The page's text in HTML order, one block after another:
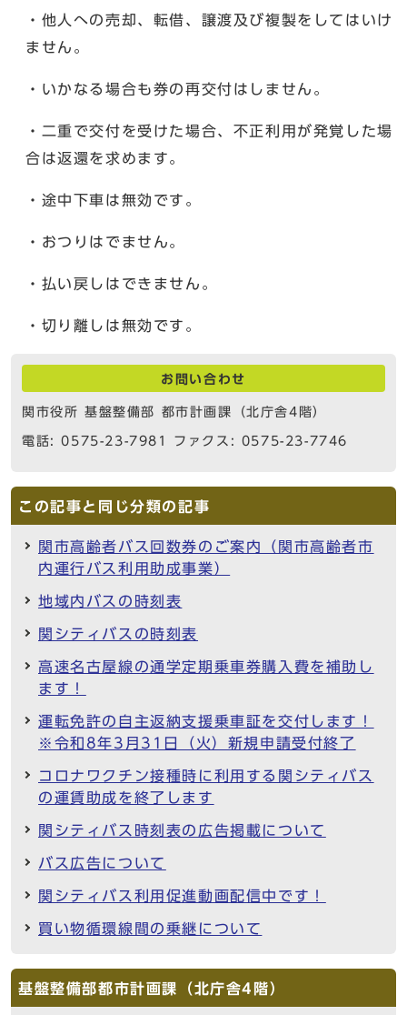
・他人への売却、転借、譲渡及び複製をしてはいけ
ません。
・いかなる場合も券の再交付はしません。
・二重で交付を受けた場合、不正利用が発覚した場
合は返還を求めます。
・途中下車は無効です。
・おつりはでません。
・払い戻しはできません。
・切り離しは無効です。
お問い合わせ
関市役所 基盤整備部 都市計画課（北庁舎4階）
電話: 0575-23-7981 ファクス: 0575-23-7746
この記事と同じ分類の記事
関市高齢者バス回数券のご案内（関市高齢者市
内運行バス利用助成事業）
地域内バスの時刻表
関シティバスの時刻表
高速名古屋線の通学定期乗車券購入費を補助し
ます！
運転免許の自主返納支援乗車証を交付します！
※令和8年3月31日（火）新規申請受付終了
コロナワクチン接種時に利用する関シティバス
の運賃助成を終了します
関シティバス時刻表の広告掲載について
バス広告について
関シティバス利用促進動画配信中です！
買い物循環線間の乗継について
基盤整備部都市計画課（北庁舎4階）